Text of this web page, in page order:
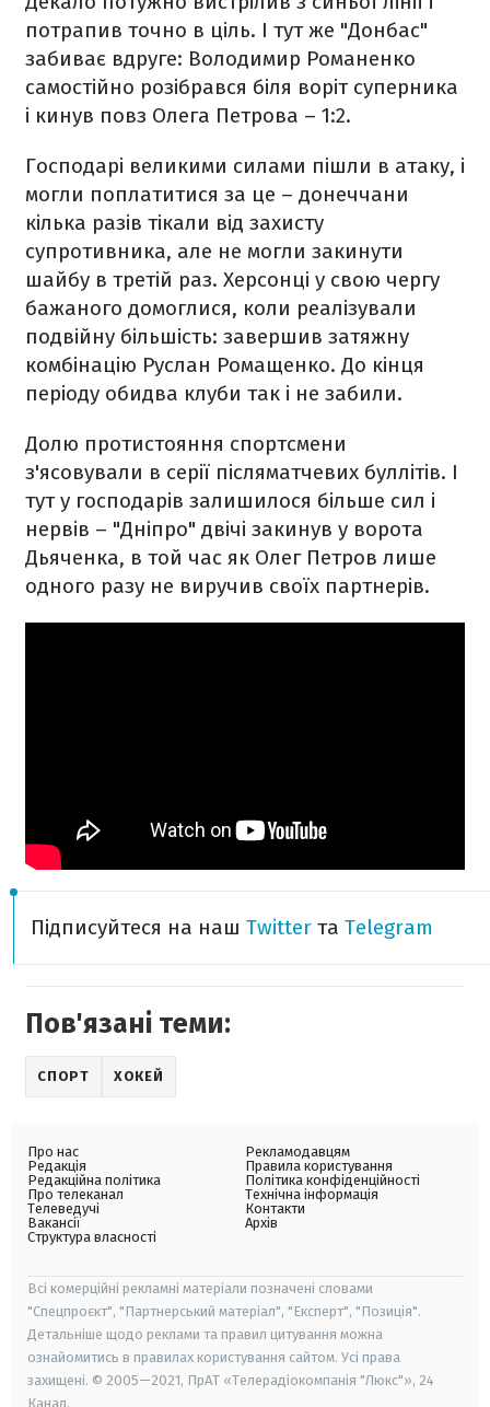
потрапив точно в ціль. І тут же "Донбас"
забиває вдруге: Володимир Романенко
самостійно розібрався біля воріт суперника
і кинув повз Олега Петрова – 1:2.
Господарі великими силами пішли в атаку, і
могли поплатитися за це – донеччани
кілька разів тікали від захисту
супротивника, але не могли закинути
шайбу в третій раз. Херсонці у свою чергу
бажаного домоглися, коли реалізували
подвійну більшість: завершив затяжну
комбінацію Руслан Ромащенко. До кінця
періоду обидва клуби так і не забили.
Долю протистояння спортсмени
з'ясовували в серії післяматчевих буллітів. І
тут у господарів залишилося більше сил і
нервів – "Дніпро" двічі закинув у ворота
Дьяченка, в той час як Олег Петров лише
одного разу не виручив своїх партнерів.
Підписуйтеся на наш Twitter та Telegram
Пов'язані теми:
СПОРТ ХОКЕЙ
Про нас
Редакція
Редакційна політика
Про телеканал
Телеведучі
Вакансії
Структура власності
Рекламодавцям
Правила користування
Політика конфіденційності
Технічна інформація
Контакти
Архів
Всі комерційні рекламні матеріали позначені словами
"Спецпроєкт", "Партнерський матеріал", "Експерт", "Позиція".
Детальніше щодо реклами та правил цитування можна
ознайомитись в правилах користування сайтом. Усі права
захищені. © 2005—2021, ПрАТ «Телерадіокомпанія "Люкс"», 24
Канал.